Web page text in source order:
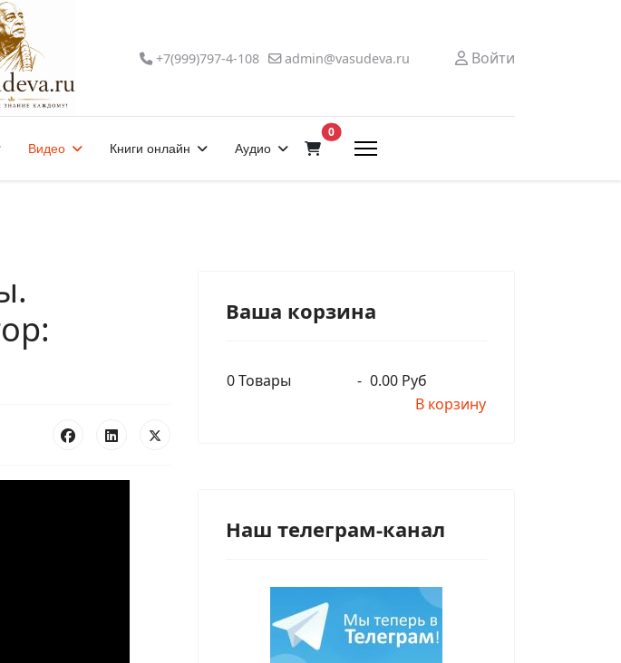
+7(999)797-4-108 admin@vasudeva.ru Войти
Видео Книги онлайн Аудио
0В корзину
Ваша корзина
0Товары - 0.00 Руб
В корзину
Наш телеграм-канал